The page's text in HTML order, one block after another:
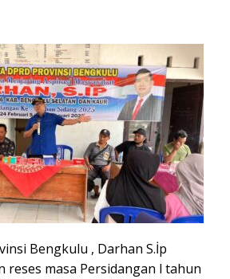
Bengkulu , Darhan S.İp
reses masa Persidangan l tahun